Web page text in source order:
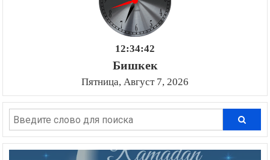
12:34:43
Бишкек
Пятница, Август 7, 2026